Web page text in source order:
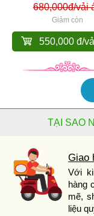
680,000đ/vải
Giảm còn
550,000 đ/
TẠI SAO
Giao
Với
hàng
mẽ,
liệu